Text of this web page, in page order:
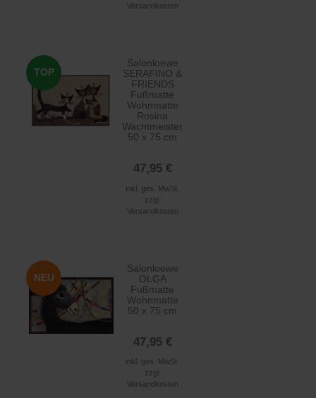
Versandkosten
TOP
Salonloewe
SERAFINO &
FRIENDS
Fußmatte
Wohnmatte
Rosina
Wachtmeister
50 x 75 cm
47,95 €
inkl. ges. MwSt.
zzgl.
Versandkosten
NEU
Salonloewe
OLGA
Fußmatte
Wohnmatte
50 x 75 cm
47,95 €
inkl. ges. MwSt.
zzgl.
Versandkosten